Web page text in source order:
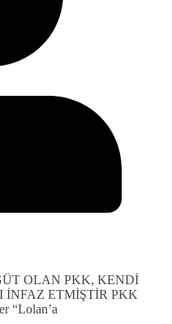
OLAN PKK, KENDİ
ETMİŞTİR PKK
“Lolan’a